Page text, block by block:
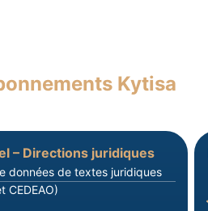
Kytisa
– Directions juridiques
données de textes juridiques
CEDEAO)